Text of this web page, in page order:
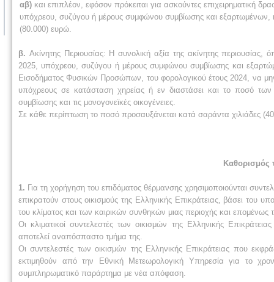
αβ) και επιπλέον, εφόσον πρόκειται για ασκούντες επιχειρηματική
υπόχρεου, συζύγου ή μέρους συμφώνου συμβίωσης και
(80.000) ευρώ.
β. Ακίνητης Περιουσίας: Η συνολική αξία της ακίνητης
2025, υπόχρεου, συζύγου ή μέρους συμφώνου συμβίωσης και
Εισοδήματος Φυσικών Προσώπων, του φορολογικού έτους 2024, να
υπόχρεους σε κατάσταση χηρείας ή εν διαστάσει και το ποσό
συμβίωσης και τις μονογονεϊκές οικογένειες.
Σε κάθε περίπτωση το ποσό προσαυξάνεται κατά σαράντα χιλιάδες
Καθορισμός
1. Για τη χορήγηση του επιδόματος θέρμανσης χρησιμοποιούνται
επικρατούν στους οικισμούς της Ελληνικής Επικράτειας, βάσει του
του κλίματος και των καιρικών συνθηκών μιας περιοχής και
Οι κλιματικοί συντελεστές των οικισμών της Ελληνικής
αποτελεί αναπόσπαστο τμήμα της.
Οι συντελεστές των οικισμών της Ελληνικής Επικράτειας που
εκτιμηθούν από την Εθνική Μετεωρολογική Υπηρεσία για το
συμπληρωματικό παράρτημα με νέα απόφαση.